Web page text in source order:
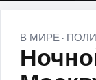
В МИРЕ ·